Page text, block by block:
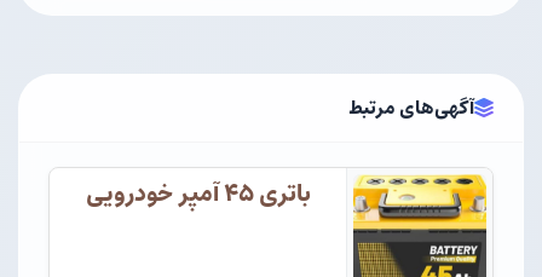
آگهی‌های مرتبط
باتری ۴۵ آمپر خودرویی